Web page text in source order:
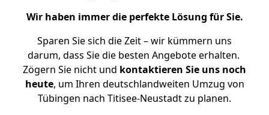
Wir haben immer die perfekte Lösung für Sie.
Sparen Sie sich die Zeit – wir kümmern uns
darum, dass Sie die besten Angebote erhalten.
Zögern Sie nicht und kontaktieren Sie uns noch
heute, um Ihren deutschlandweiten Umzug von
Tübingen nach Titisee-Neustadt zu planen.